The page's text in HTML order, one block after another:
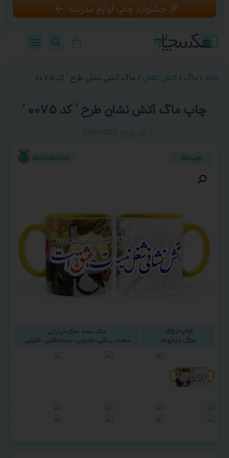
🎉 جشنواره چاپ لوازم مدرسه
خانه / ماگ / آتش نشان / ماگ آتش نشان طرح ‘ کد ۰۰۷۵ ‘
چاپ ماگ آتش نشان طرح ‘ کد ۰۰۷۵ ‘